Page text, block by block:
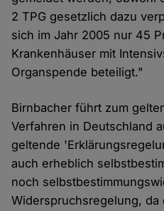
2 TPG gesetzlich dazu
sich im Jahr 2005 nur 45
Krankenhäuser mit
Organspende beteiligt."
Birnbacher führt zum
Verfahren in Deutschland
geltende
auch erheblich
noch
Widerspruchsregelung, da